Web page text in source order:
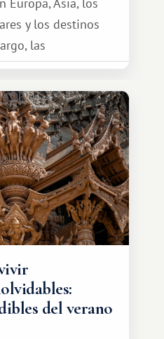
y los destinos
las
ofrece el sistema
mucho más
se encuentra
que ofrece una
completamente
del verano